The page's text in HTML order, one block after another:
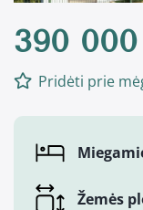
390
Pridėti prie
Žemės